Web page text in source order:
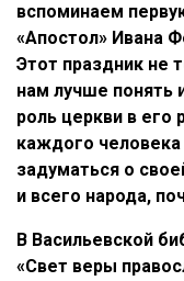
вспоминаем
«Апостол» Ивана
Этот праздник не
нам лучше понять
роль церкви в его
каждого человека
задуматься о
и всего народа,
В Васильевской
«Свет веры